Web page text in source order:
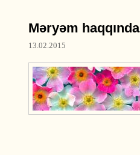
Məryəm haqqında
13.02.2015